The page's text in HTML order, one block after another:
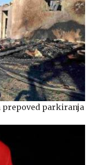
prepoved parkiranja